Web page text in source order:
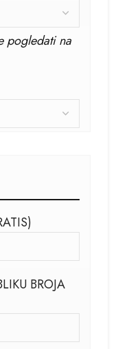
pogledati na
BROJA